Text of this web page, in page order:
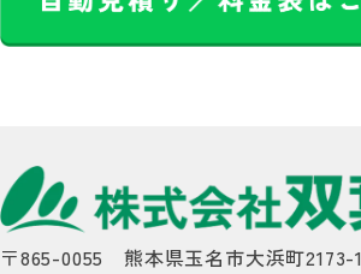
〒865-0055 熊本県玉名市大浜町2173-1